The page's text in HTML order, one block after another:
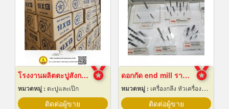
โรงงานผลิตตะปูสังกะสี
หมวดหมู่ : ตะปูและเป๊ก
ติดต่อผู้ขาย
ดอกกัด end mill ราคาส่ง
หมวดหมู่ : เครื่องกลึง หัวเครื่องและอุปกรณ์
ติดต่อผู้ขาย